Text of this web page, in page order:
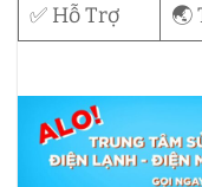
✅ Hỗ Trợ
🌏